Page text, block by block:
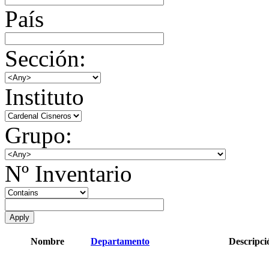
País
Sección:
Instituto
Grupo:
Nº Inventario
Nombre Departamento